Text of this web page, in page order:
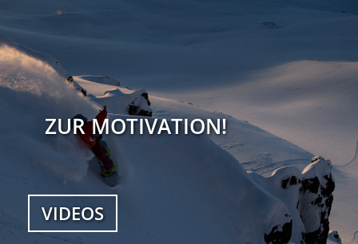
ZUR MOTIVATION!
VIDEOS